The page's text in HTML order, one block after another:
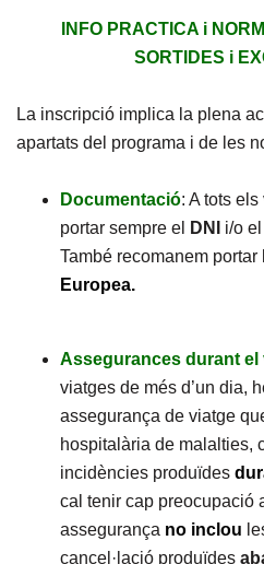
INFO PRACTICA i
SORTIDES i
La inscripció implica la plena
apartats del programa i de les
Documentació: A tots
portar sempre el
DNI i/o el
També recomanem portar
Europea.
Assegurances durant el
viatges de més d’un dia,
assegurança de viatge
hospitalària de malalties,
incidències produïdes
cal tenir cap preocupació
assegurança no inclou
cancel·lació produïdes